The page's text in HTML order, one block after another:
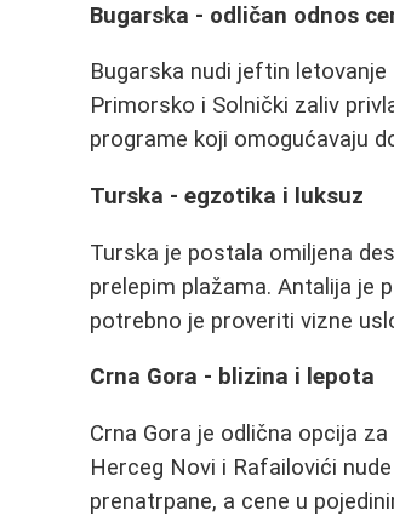
Bugarska - odličan odnos
Bugarska nudi jeftin
Primorsko i Solnički zaliv
programe koji omogućavaju
Turska - egzotika i luksuz
Turska je postala omiljena
prelepim plažama. Antalija je
potrebno je proveriti vizne
Crna Gora - blizina i lepota
Crna Gora je odlična opcija
Herceg Novi i Rafailovići
prenatrpane, a cene u